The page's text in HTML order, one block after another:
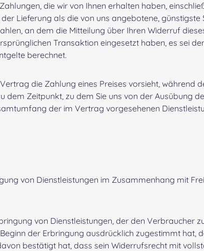
die wir von Ihnen erhalten haben,
Lieferung als die von uns angebotene,
an dem die Mitteilung über Ihren Widerruf
Transaktion eingesetzt haben, es sei
berechnet.
die Zahlung eines Preises vorsieht, während
Zeitpunkt, zu dem Sie uns von der Ausübung
der im Vertrag vorgesehenen
von Dienstleistungen im Zusammenhang mit
von Dienstleistungen, der den Verbraucher
der Erbringung ausdrücklich zugestimmt hat,
bestätigt hat, dass sein Widerrufsrecht mit